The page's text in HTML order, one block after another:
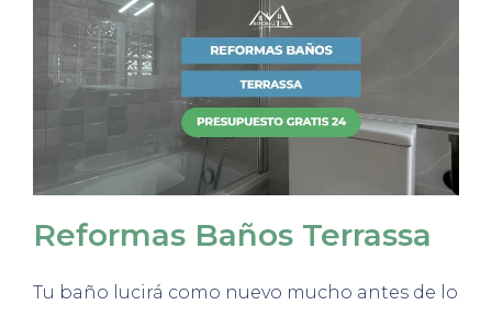
Reformas Baños Terrassa
Tu baño lucirá como nuevo mucho antes de lo